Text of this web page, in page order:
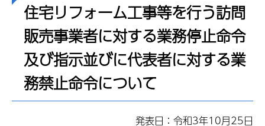
住宅リフォーム工事等を行う訪問
販売事業者に対する業務停止命令
及び指示並びに代表者に対する業
務禁止命令について
発表日：令和3年10月25日